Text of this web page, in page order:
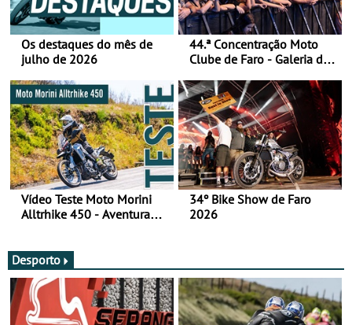
Os destaques do mês de
julho de 2026
44.ª Concentração Moto
Clube de Faro - Galeria de
Vídeo Teste Moto Morini
Alltrhike 450 - Aventura
34º Bike Show de Faro
2026
Desporto